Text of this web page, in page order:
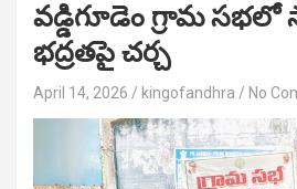
వడ్డిగూడెం గ్రామ సభలో
భద్రతపై చర్చ
April 14, 2026 kingofandhra No